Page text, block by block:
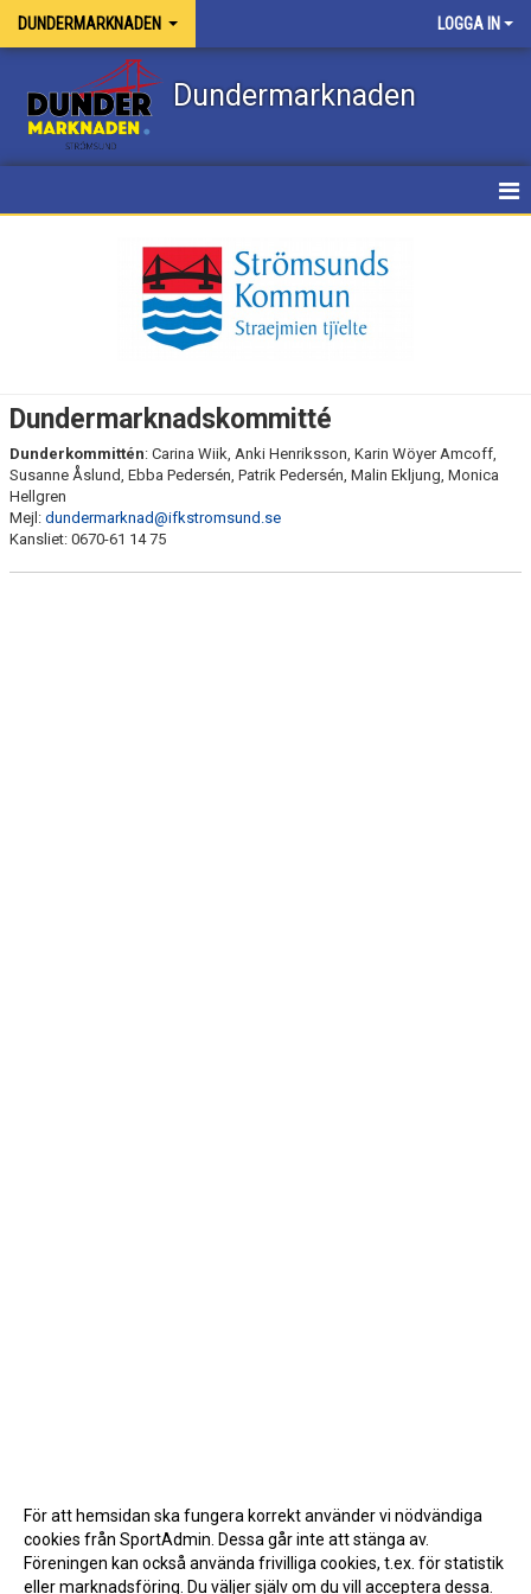
DUNDERMARKNADEN LOGGA IN
Dundermarknaden
BILDGALLERI
KONTAKT
Dundermarknadskommitté
Dunderkommittén: Carina Wiik, Anki Henriksson, Karin Wöyer Amcoff,
Susanne Åslund, Ebba Pedersén, Patrik Pedersén, Malin Ekljung, Monica
Hellgren
Mejl: dundermarknad@ifkstromsund.se
Kansliet: 0670-61 14 75
För att hemsidan ska fungera korrekt använder vi nödvändiga
cookies från SportAdmin. Dessa går inte att stänga av.
Föreningen kan också använda frivilliga cookies, t.ex. för statistik
eller marknadsföring. Du väljer själv om du vill acceptera dessa.